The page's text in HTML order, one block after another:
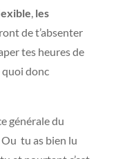
, les
de t’absenter
tes heures de
quoi donc
générale du
Ou tu as bien lu